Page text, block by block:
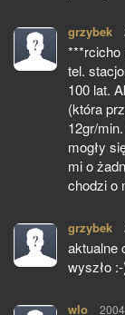
grzybek
***rcicho
tel.
100 lat.
(która
12gr/
mogły
mi o
chodzi o
grzybek
aktualne
wyszło
wlo